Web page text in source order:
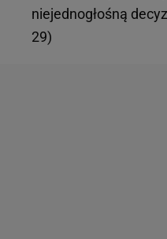
niejednogłośną
29)